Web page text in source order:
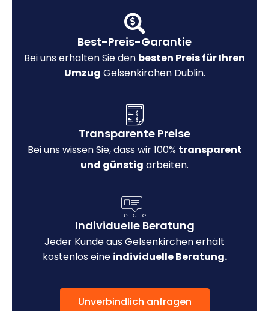
Best-Preis-Garantie
Bei uns erhalten Sie den besten Preis für Ihren
Umzug Gelsenkirchen Dublin.
Transparente Preise
Bei uns wissen Sie, dass wir 100% transparent
und günstig arbeiten.
Individuelle Beratung
Jeder Kunde aus Gelsenkirchen erhält
kostenlos eine individuelle Beratung.
Unverbindlich anfragen